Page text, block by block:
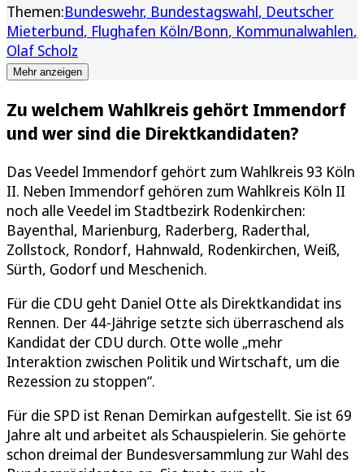
Themen:Bundeswehr Bundestagswahl Deutscher
Mieterbund Flughafen Köln/Bonn Kommunalwahlen
Olaf Scholz
Mehr anzeigen
Zu welchem Wahlkreis gehört Immendorf
und wer sind die Direktkandidaten?
Das Veedel Immendorf gehört zum Wahlkreis 93 Köln
II. Neben Immendorf gehören zum Wahlkreis Köln II
noch alle Veedel im Stadtbezirk Rodenkirchen:
Bayenthal, Marienburg, Raderberg, Raderthal,
Zollstock, Rondorf, Hahnwald, Rodenkirchen, Weiß,
Sürth, Godorf und Meschenich.
Für die CDU geht Daniel Otte als Direktkandidat ins
Rennen. Der 44-Jährige setzte sich überraschend als
Kandidat der CDU durch. Otte wolle „mehr
Interaktion zwischen Politik und Wirtschaft, um die
Rezession zu stoppen“.
Für die SPD ist Renan Demirkan aufgestellt. Sie ist 69
Jahre alt und arbeitet als Schauspielerin. Sie gehörte
schon dreimal der Bundesversammlung zur Wahl des